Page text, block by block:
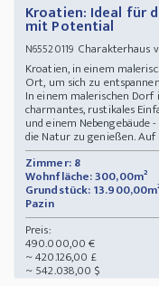
Kroatien: Ideal für
mit Potential
N65520119Charakterhaus
Kroatien, in einem
Ort, um sich zu
In einem malerischen Dorf
charmantes, rustikales
und einem Nebengebäude
die Natur zu genießen. Auf
Zimmer: 8
Wohnfläche: 300,00m²
Grundstück:
Pazin
Preis:
490.000,00 €
~ 420.126,00 £
~ 542.038,00 $